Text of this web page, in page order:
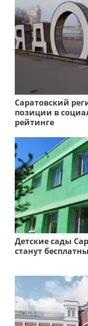
Саратовский
позиции в
рейтинге
Детские сады
станут